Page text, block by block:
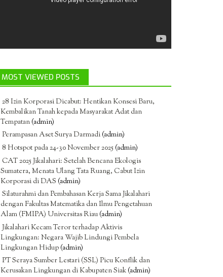
MOST VIEWED POSTS
28 Izin Korporasi Dicabut: Hentikan Konsesi Baru,
Kembalikan Tanah kepada Masyarakat Adat dan
Tempatan(admin)
Perampasan Aset Surya Darmadi(admin)
8 Hotspot pada 24-30 November 2025(admin)
CAT 2025 Jikalahari: Setelah Bencana Ekologis
Sumatera, Menata Ulang Tata Ruang, Cabut Izin
Korporasi di DAS (admin)
Silaturahmi dan Pembahasan Kerja Sama Jikalahari
dengan Fakultas Matematika dan Ilmu Pengetahuan
Alam (FMIPA) Universitas Riau(admin)
Jikalahari Kecam Teror terhadap Aktivis
Lingkungan: Negara Wajib Lindungi Pembela
Lingkungan Hidup(admin)
PT Seraya Sumber Lestari (SSL) Picu Konflik dan
Kerusakan Lingkungan di Kabupaten Siak(admin)